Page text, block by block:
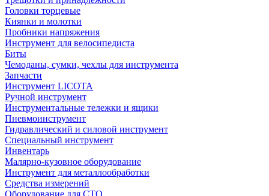
Головки торцевые
Киянки и молотки
Пробники напряжения
Инструмент для велосипедиста
Биты
Чемоданы, сумки, чехлы для инструмента
Запчасти
Инструмент LICOTA
Ручной инструмент
Инструментальные тележки и ящики
Пневмоинструмент
Гидравлический и силовой инструмент
Специальный инструмент
Инвентарь
Малярно-кузовное оборудование
Инструмент для металлообработки
Средства измерений
Оборудование для СТО